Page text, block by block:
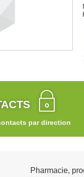
par direction
Pharmacie,